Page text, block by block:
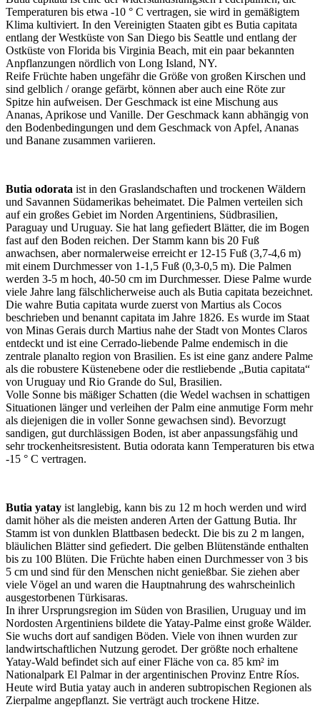
Temperaturen bis etwa -10 ° C vertragen, sie wird in gemäßigtem
Klima kultiviert. In den Vereinigten Staaten gibt es Butia capitata
entlang der Westküste von San Diego bis Seattle und entlang der
Ostküste von Florida bis Virginia Beach, mit ein paar bekannten
Anpflanzungen nördlich von Long Island, NY.
Reife Früchte haben ungefähr die Größe von großen Kirschen und
sind gelblich / orange gefärbt, können aber auch eine Röte zur
Spitze hin aufweisen. Der Geschmack ist eine Mischung aus
Ananas, Aprikose und Vanille. Der Geschmack kann abhängig von
den Bodenbedingungen und dem Geschmack von Apfel, Ananas
und Banane zusammen variieren.
Butia odorata ist in den Graslandschaften und trockenen Wäldern
und Savannen Südamerikas beheimatet. Die Palmen verteilen sich
auf ein großes Gebiet im Norden Argentiniens, Südbrasilien,
Paraguay und Uruguay. Sie hat lang gefiedert Blätter, die im Bogen
fast auf den Boden reichen. Der Stamm kann bis 20 Fuß
anwachsen, aber normalerweise erreicht er 12-15 Fuß (3,7-4,6 m)
mit einem Durchmesser von 1-1,5 Fuß (0,3-0,5 m). Die Palmen
werden 3-5 m hoch, 40-50 cm im Durchmesser. Diese Palme wurde
viele Jahre lang fälschlicherweise auch als Butia capitata bezeichnet.
Die wahre Butia capitata wurde zuerst von Martius als Cocos
beschrieben und benannt capitata im Jahre 1826. Es wurde im Staat
von Minas Gerais durch Martius nahe der Stadt von Montes Claros
entdeckt und ist eine Cerrado-liebende Palme endemisch in die
zentrale planalto region von Brasilien. Es ist eine ganz andere Palme
als die robustere Küstenebene oder die restliebende „Butia capitata“
von Uruguay und Rio Grande do Sul, Brasilien.
Volle Sonne bis mäßiger Schatten (die Wedel wachsen in schattigen
Situationen länger und verleihen der Palm eine anmutige Form mehr
als diejenigen die in voller Sonne gewachsen sind). Bevorzugt
sandigen, gut durchlässigen Boden, ist aber anpassungsfähig und
sehr trockenheitsresistent. Butia odorata kann Temperaturen bis etwa
-15 ° C vertragen.
Butia yatay ist langlebig, kann bis zu 12 m hoch werden und wird
damit höher als die meisten anderen Arten der Gattung Butia. Ihr
Stamm ist von dunklen Blattbasen bedeckt. Die bis zu 2 m langen,
bläulichen Blätter sind gefiedert. Die gelben Blütenstände enthalten
bis zu 100 Blüten. Die Früchte haben einen Durchmesser von 3 bis
5 cm und sind für den Menschen nicht genießbar. Sie ziehen aber
viele Vögel an und waren die Hauptnahrung des wahrscheinlich
ausgestorbenen Türkisaras.
In ihrer Ursprungsregion im Süden von Brasilien, Uruguay und im
Nordosten Argentiniens bildete die Yatay-Palme einst große Wälder.
Sie wuchs dort auf sandigen Böden. Viele von ihnen wurden zur
landwirtschaftlichen Nutzung gerodet. Der größte noch erhaltene
Yatay-Wald befindet sich auf einer Fläche von ca. 85 km² im
Nationalpark El Palmar in der argentinischen Provinz Entre Ríos.
Heute wird Butia yatay auch in anderen subtropischen Regionen als
Zierpalme angepflanzt. Sie verträgt auch trockene Hitze.